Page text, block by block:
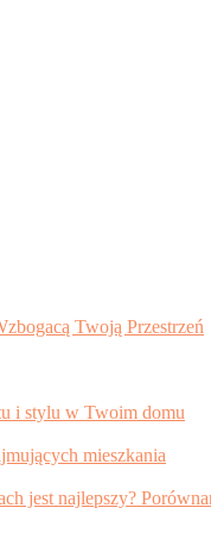
Twoją Przestrzeń
i stylu w Twoim domu
mieszkania
jest najlepszy?